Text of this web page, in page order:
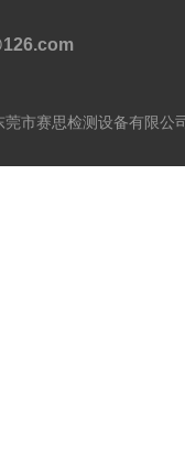
市赛思检测设备有限公